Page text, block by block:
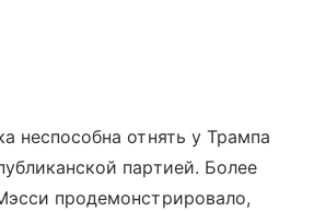
неспособна отнять у Трампа
партией. Более
продемонстрировало,